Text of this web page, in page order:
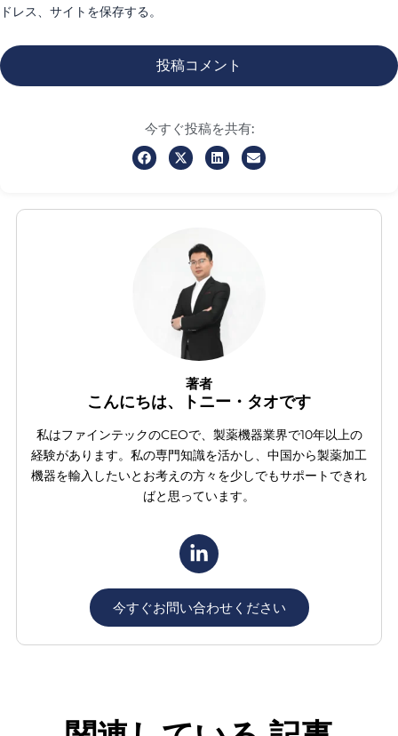
ドレス、サイトを保存する。
今すぐ投稿を共有:
著者
こんにちは、トニー・タオです
私はファインテックのCEOで、製薬機器業界で10年以上の
経験があります。私の専門知識を活かし、中国から製薬加工
機器を輸入したいとお考えの方々を少しでもサポートできれ
ばと思っています。
今すぐお問い合わせください